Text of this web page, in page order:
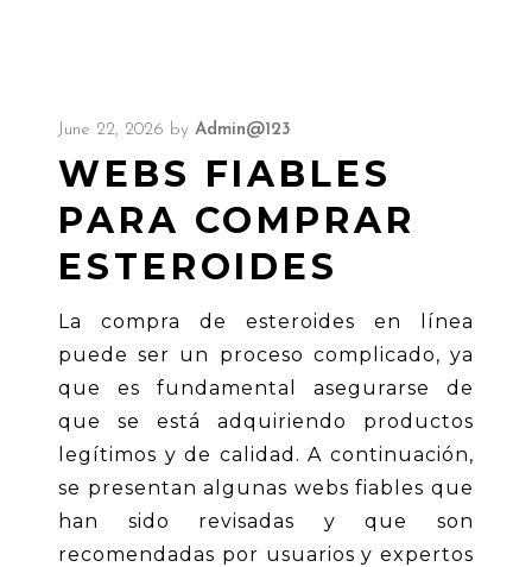
June 22, 2026 by Admin@123
WEBS FIABLES
PARA COMPRAR
ESTEROIDES
La compra de esteroides en línea
puede ser un proceso complicado, ya
que es fundamental asegurarse de
que se está adquiriendo productos
legítimos y de calidad. A continuación,
se presentan algunas webs fiables que
han sido revisadas y que son
recomendadas por usuarios y expertos